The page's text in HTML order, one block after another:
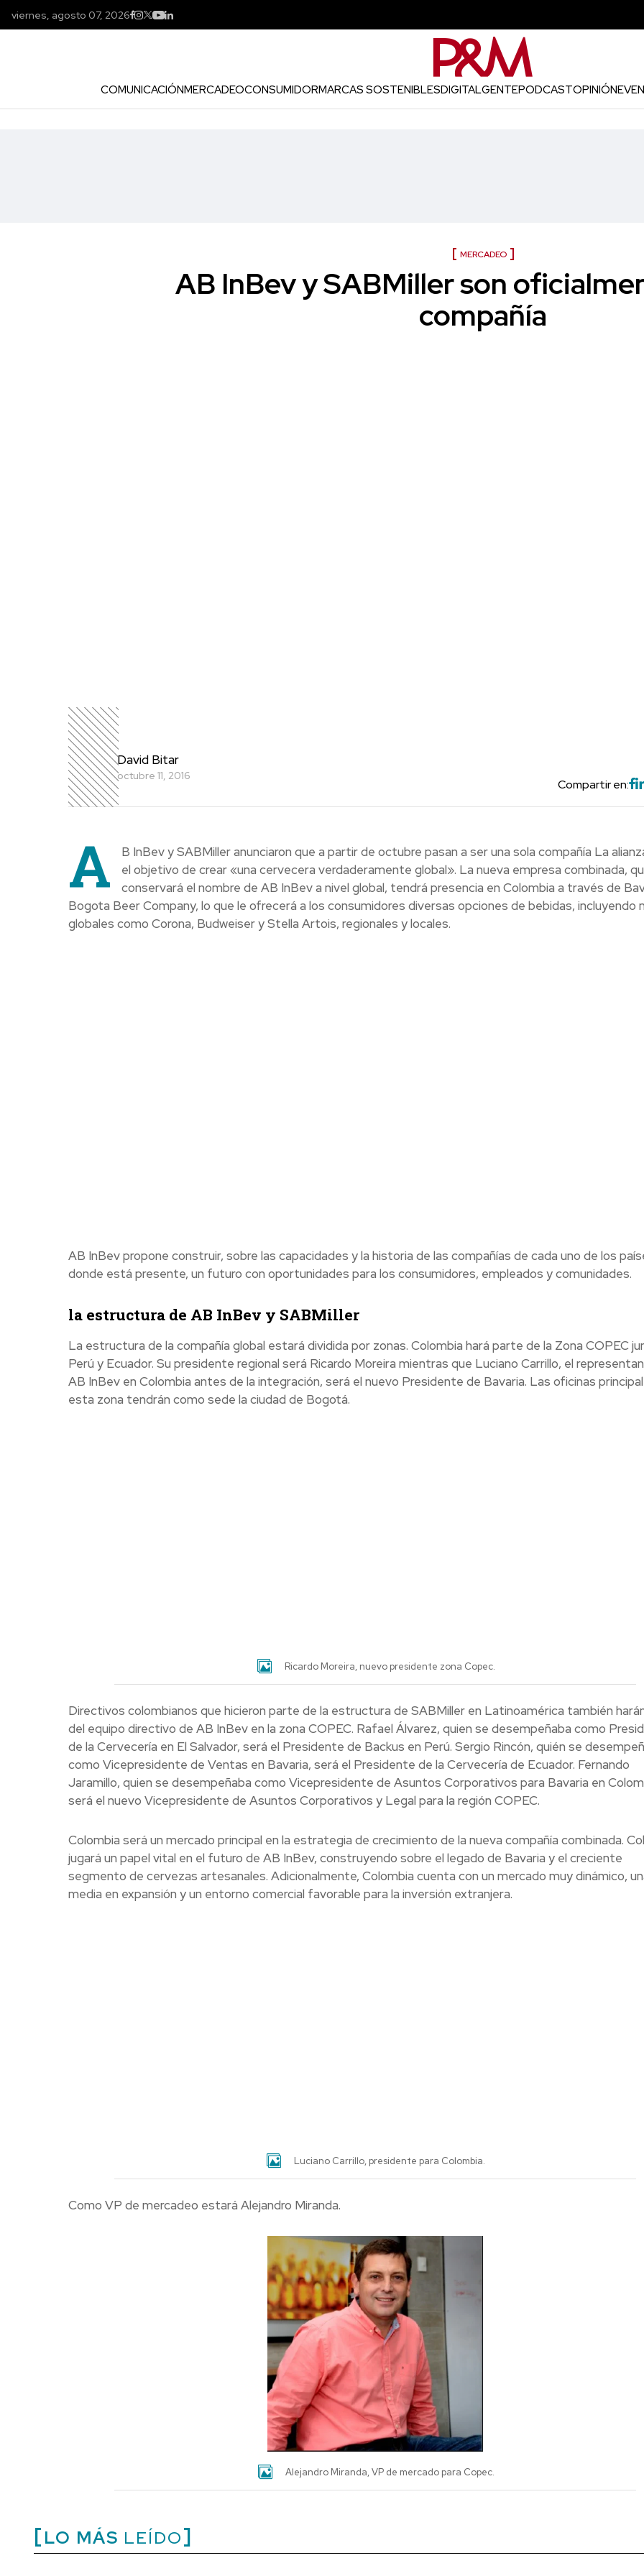
viernes, agosto 07, 2026
COMUNICACIÓNMERCADEOCONSUMIDORMARCAS SOSTENIBLESDIGITALGENTEPODCASTOPINIÓN
MERCADEO
AB InBev y SABMiller son
compañía
David Bitar
octubre 11, 2016
Compartir en:
A
B InBev y SABMiller anunciaron que a partir de octubre pasan a ser una sola compañía La
el objetivo de crear «una cervecera verdaderamente global». La nueva empresa combinada,
conservará el nombre de AB InBev a nivel global, tendrá presencia en Colombia a través de
Bogota Beer Company, lo que le ofrecerá a los consumidores diversas opciones de bebidas, incluyendo
globales como Corona, Budweiser y Stella Artois, regionales y locales.
AB InBev propone construir, sobre las capacidades y la historia de las compañías de cada uno de los
donde está presente, un futuro con oportunidades para los consumidores, empleados y comunidades.
la estructura de AB InBev y SABMiller
La estructura de la compañía global estará dividida por zonas. Colombia hará parte de la Zona COPEC
Perú y Ecuador. Su presidente regional será Ricardo Moreira mientras que Luciano Carrillo, el
AB InBev en Colombia antes de la integración, será el nuevo Presidente de Bavaria. Las oficinas
esta zona tendrán como sede la ciudad de Bogotá.
Ricardo Moreira, nuevo presidente zona Copec.
Directivos colombianos que hicieron parte de la estructura de SABMiller en Latinoamérica también
del equipo directivo de AB InBev en la zona COPEC. Rafael Álvarez, quien se desempeñaba como
de la Cervecería en El Salvador, será el Presidente de Backus en Perú. Sergio Rincón, quién se
como Vicepresidente de Ventas en Bavaria, será el Presidente de la Cervecería de Ecuador. Fernando
Jaramillo, quien se desempeñaba como Vicepresidente de Asuntos Corporativos para Bavaria en
será el nuevo Vicepresidente de Asuntos Corporativos y Legal para la región COPEC.
Colombia será un mercado principal en la estrategia de crecimiento de la nueva compañía combinada.
jugará un papel vital en el futuro de AB InBev, construyendo sobre el legado de Bavaria y el creciente
segmento de cervezas artesanales. Adicionalmente, Colombia cuenta con un mercado muy dinámico,
media en expansión y un entorno comercial favorable para la inversión extranjera.
Luciano Carrillo, presidente para Colombia.
Como VP de mercadeo estará Alejandro Miranda.
Alejandro Miranda, VP de mercado para Copec.
LO MÁS LEÍDO